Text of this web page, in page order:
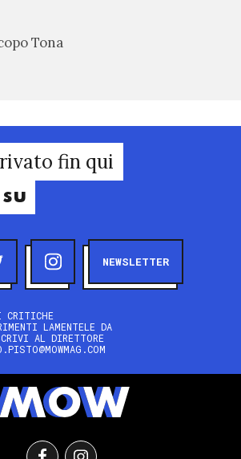
Tona
fin qui
NEWSLETTER
CRITICHE
LAMENTELE DA
AL DIRETTORE